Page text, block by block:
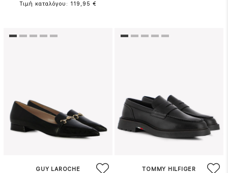
Τιμή καταλόγου: 119,95 €
GUY LAROCHE
TOMMY HILFIGER